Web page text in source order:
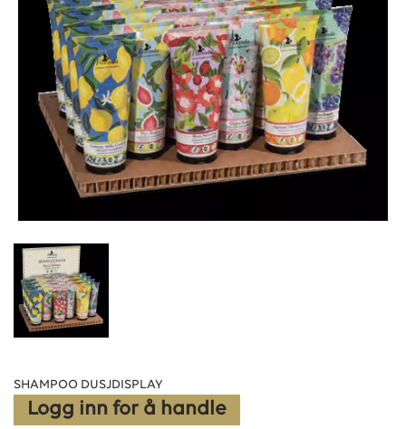
SHAMPOO DUSJDISPLAY
Logg inn for å handle